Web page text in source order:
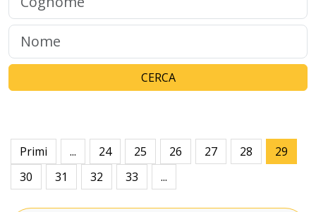
CERCA
Primi ... 24 25 26 27 28
29
30
31 32 33 ...